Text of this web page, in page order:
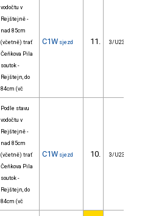
vodočtu v
Rejštejně -
nad 85cm
(včetně) trať
Čeňkova Pila
soutok -
Rejštejn, do
84cm (vč
C1W sjezd 11. 3/U23
Podle stavu
vodočtu v
Rejštejně -
nad 85cm
(včetně) trať
Čeňkova Pila
soutok -
Rejštejn, do
84cm (vč
C1W sjezd 10. 3/U23